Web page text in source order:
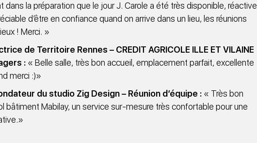
dans la préparation que le jour J. Carole a été très disponible, réactive
d’être en confiance quand on arrive dans un lieu, les réunions
! Merci. »
de Territoire Rennes – CREDIT AGRICOLE ILLE ET VILAINE
: « Belle salle, très bon accueil, emplacement parfait, excellente
merci :)»
du studio Zig Design – Réunion d’équipe : « Très bon
bâtiment Mabilay, un service sur-mesure très confortable pour une